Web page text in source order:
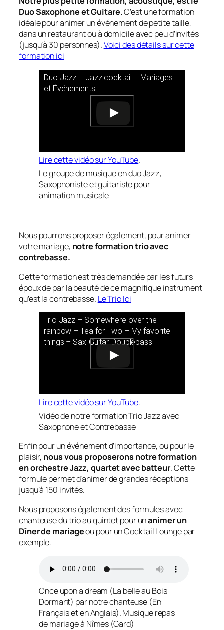
Duo Saxophone et Guitare.C’est une formation
idéale pour animer un événement de petite taille,
dans un restaurant ou à domicile avec peu d’invités
(jusqu’à 30 personnes).Voici des détails sur cette
formation ici
Duo Jazz – Jazz cocktail – Mariages
et Événements
Lire cette vidéo sur YouTube.
Le groupe de musique en duo Jazz,
Saxophoniste et guitariste pour
animation musicale
Nous pourrons proposer également, pour animer
votre mariage, notre formation trio avec
contrebasse.
Cette formation est très demandée par les futurs
époux de par la beauté de ce magnifique instrument
qu’est la contrebasse. Le Trio Ici
Trio Jazz – Somewhere over the
rainbow – Tea for Two – My favorite
things – Sax-Guitar-Doublebass
Lire cette vidéo sur YouTube.
Vidéo de notre formation Trio Jazz avec
Saxophone et Contrebasse
Enfin pour un événement d’importance, ou pour le
plaisir, nous vous proposerons notre formation
en orchestre Jazz, quartet avec batteur. Cette
formule permet d’animer de grandes réceptions
jusqu’à 150 invités.
Nous proposons également des formules avec
chanteuse du trio au quintet pour unanimer un
Dîner de mariageou pour un Cocktail Lounge par
exemple.
Once upon a dream (La belle au Bois
Dormant) par notre chanteuse (En
Français et en Anglais). Musique repas
de mariage à Nîmes (Gard)